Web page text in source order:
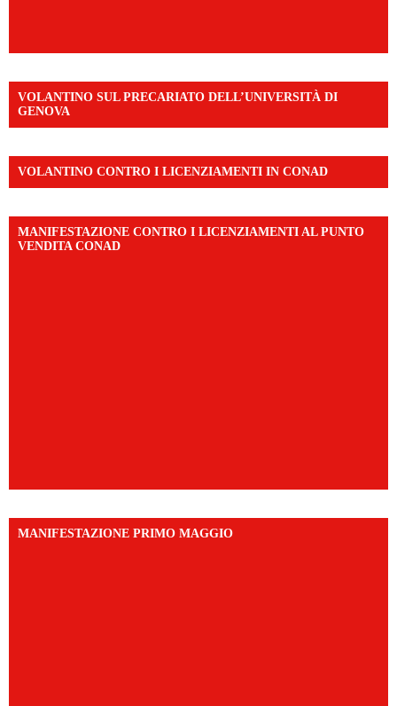
VOLANTINO SUL PRECARIATO DELL’UNIVERSITÀ DI
GENOVA
VOLANTINO CONTRO I LICENZIAMENTI IN CONAD
MANIFESTAZIONE CONTRO I LICENZIAMENTI AL PUNTO
VENDITA CONAD
MANIFESTAZIONE PRIMO MAGGIO